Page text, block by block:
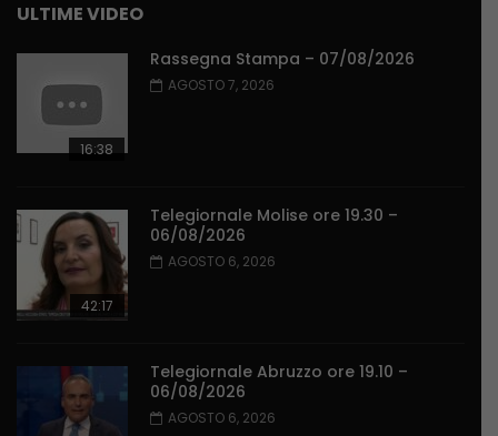
ULTIME VIDEO
16:38
Rassegna Stampa – 07/08/2026
AGOSTO 7, 2026
42:17
Telegiornale Molise ore 19.30 –
06/08/2026
AGOSTO 6, 2026
Telegiornale Abruzzo ore 19.10 –
06/08/2026
AGOSTO 6, 2026